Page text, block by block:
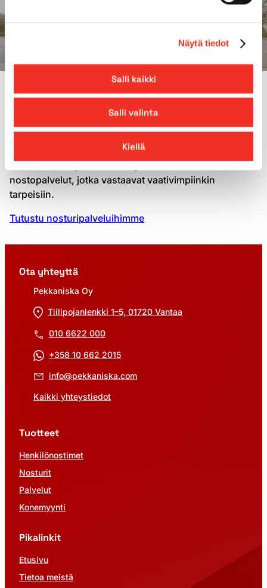
Näytä tiedot
Salli kaikki
Salli valinta
Kiellä
MIKSI PEKKANISKALTA?
Nosturien vuokraus
Pekkaniskalta
nostopalvelut, jotka vastaavat vaativimpiinkin
tarpeisiin.
Tutustu nosturipalveluihimme
Ota yhteyttä
Pekkaniska Oy
Tiilipojanlenkki 1–5, 01720 Vantaa
010 6622 000
+358 10 662 2015
info@pekkaniska.com
Kaikki yhteystiedot
Tuotteet
Henkilönostimet
Nosturit
Palvelut
Konemyynti
Pikalinkit
Etusivu
Tietoa meistä